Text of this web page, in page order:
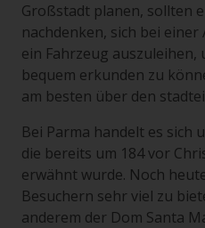
Großstadt planen, sollten
nachdenken, sich bei
ein Fahrzeug auszuleihen,
bequem erkunden zu
am besten über den
Bei Parma handelt es sich
die bereits um 184 vor
erwähnt wurde. Noch
Besuchern sehr viel zu
anderem der Dom Santa